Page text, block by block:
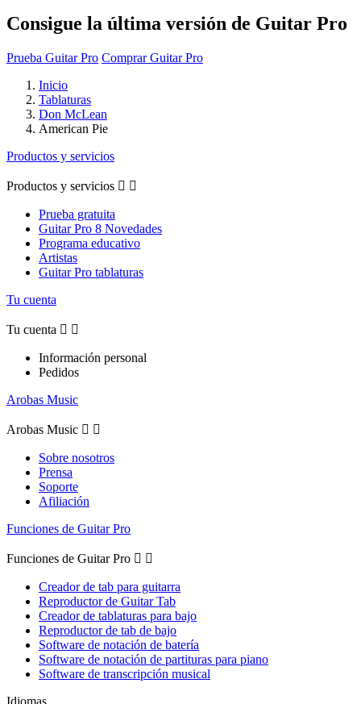
Consigue la última versión de Guitar Pro
Prueba Guitar Pro Comprar Guitar Pro
Inicio
Tablaturas
Don McLean
American Pie
Productos y servicios
Productos y servicios  
Prueba gratuita
Guitar Pro 8 Novedades
Programa educativo
Artistas
Guitar Pro tablaturas
Tu cuenta
Tu cuenta  
Información personal
Pedidos
Arobas Music
Arobas Music  
Sobre nosotros
Prensa
Soporte
Afiliación
Funciones de Guitar Pro
Funciones de Guitar Pro  
Creador de tab para guitarra
Reproductor de Guitar Tab
Creador de tablaturas para bajo
Reproductor de tab de bajo
Software de notación de batería
Software de notación de partituras para piano
Software de transcripción musical
Idiomas